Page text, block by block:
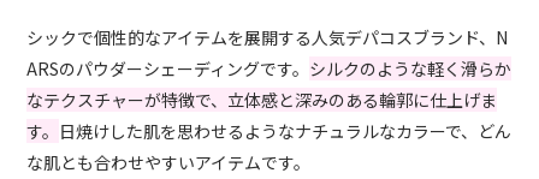
シックで個性的なアイテムを展開する人気デパコスブランド、N
ARSのパウダーシェーディングです。 シルクのような軽く滑らか
なテクスチャーが特徴で、立体感と深みのある輪郭に仕上げま
す。 日焼けした肌を思わせるようなナチュラルなカラーで、どん
な肌とも合わせやすいアイテムです。